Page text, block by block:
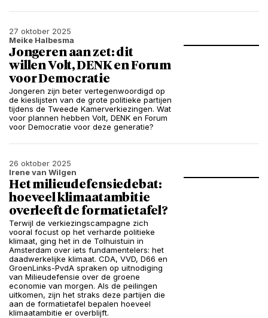
27 oktober 2025
Meike Halbesma
Jongeren aan zet: dit
willen Volt, DENK en Forum
voor Democratie
Jongeren zijn beter vertegenwoordigd op
de kieslijsten van de grote politieke partijen
tijdens de Tweede Kamerverkiezingen. Wat
voor plannen hebben Volt, DENK en Forum
voor Democratie voor deze generatie?
26 oktober 2025
Irene van Wilgen
Het milieudefensiedebat:
hoeveel klimaatambitie
overleeft de formatietafel?
Terwijl de verkiezingscampagne zich
vooral focust op het verharde politieke
klimaat, ging het in de Tolhuistuin in
Amsterdam over iets fundamentelers: het
daadwerkelijke klimaat. CDA, VVD, D66 en
GroenLinks-PvdA spraken op uitnodiging
van Milieudefensie over de groene
economie van morgen. Als de peilingen
uitkomen, zijn het straks deze partijen die
aan de formatietafel bepalen hoeveel
klimaatambitie er overblijft.